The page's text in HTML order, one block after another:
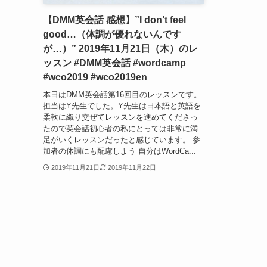
【DMM英会話 感想】”I don’t feel
good…（体調が優れないんです
が…）” 2019年11月21日（木）のレ
ッスン #DMM英会話 #wordcamp
#wco2019 #wco2019en
本日はDMM英会話第16回目のレッスンです。
担当はY先生でした。Y先生は日本語と英語を
柔軟に織り交ぜてレッスンを進めてくださっ
たので英会話初心者の私にとっては非常に満
足がいくレッスンだったと感じています。 参
加者の体調にも配慮しよう 自分はWordCa...
2019年11月21日 2019年11月22日